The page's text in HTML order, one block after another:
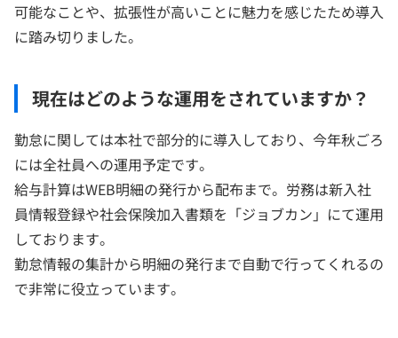
可能なことや、拡張性が高いことに魅力を感じたため導入
に踏み切りました。
現在はどのような運用をされていますか？
勤怠に関しては本社で部分的に導入しており、今年秋ごろ
には全社員への運用予定です。
給与計算はWEB明細の発行から配布まで。労務は新入社
員情報登録や社会保険加入書類を「ジョブカン」にて運用
しております。
勤怠情報の集計から明細の発行まで自動で行ってくれるの
で非常に役立っています。